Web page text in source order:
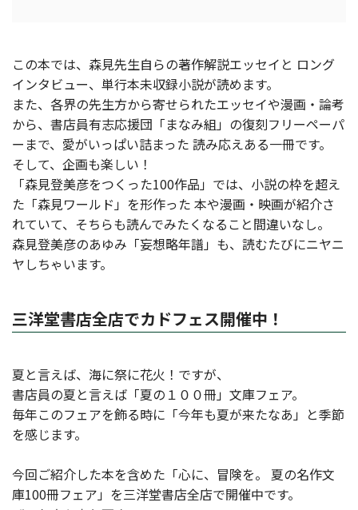
この本では、森見先生自らの著作解説エッセイと ロング
インタビュー、単行本未収録小説が読めます。
また、各界の先生方から寄せられたエッセイや漫画・論考
から、書店員有志応援団「まなみ組」の復刻フリーペーパ
ーまで、愛がいっぱい詰まった 読み応えある一冊です。
そして、企画も楽しい！
「森見登美彦をつくった100作品」では、小説の枠を超え
た「森見ワールド」を形作った 本や漫画・映画が紹介さ
れていて、そちらも読んでみたくなること間違いなし。
森見登美彦のあゆみ「妄想略年譜」も、読むたびにニヤニ
ヤしちゃいます。
三洋堂書店全店でカドフェス開催中！
夏と言えば、海に祭に花火！ですが、
書店員の夏と言えば「夏の１００冊」文庫フェア。
毎年このフェアを飾る時に「今年も夏が来たなあ」と季節
を感じます。
今回ご紹介した本を含めた「心に、冒険を。 夏の名作文
庫100冊フェア」を三洋堂書店全店で開催中です。